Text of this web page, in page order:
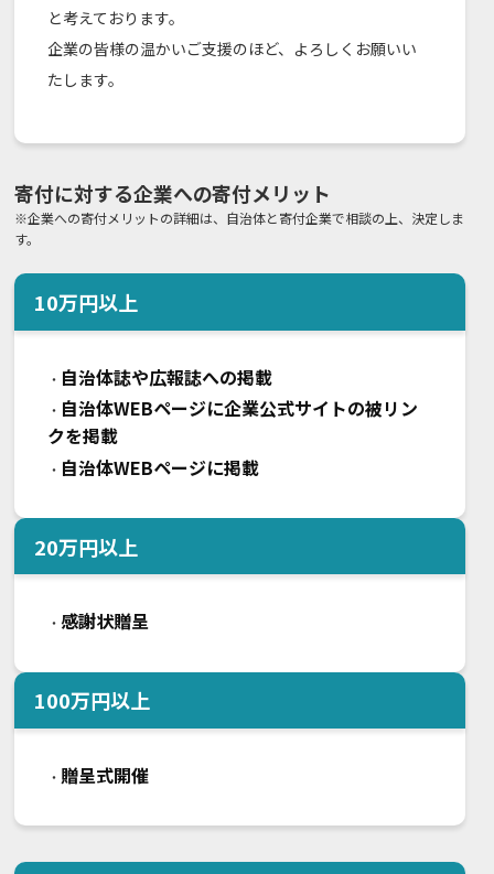
と考えております。
企業の皆様の温かいご支援のほど、よろしくお願いい
たします。
寄付に対する企業への寄付メリット
※企業への寄付メリットの詳細は、自治体と寄付企業で相談の上、決定しま
す。
10万円以上
・ 自治体誌や広報誌への掲載
・ 自治体WEBページに企業公式サイトの被リン
クを掲載
・ 自治体WEBページに掲載
20万円以上
・感謝状贈呈
100万円以上
・ 贈呈式開催